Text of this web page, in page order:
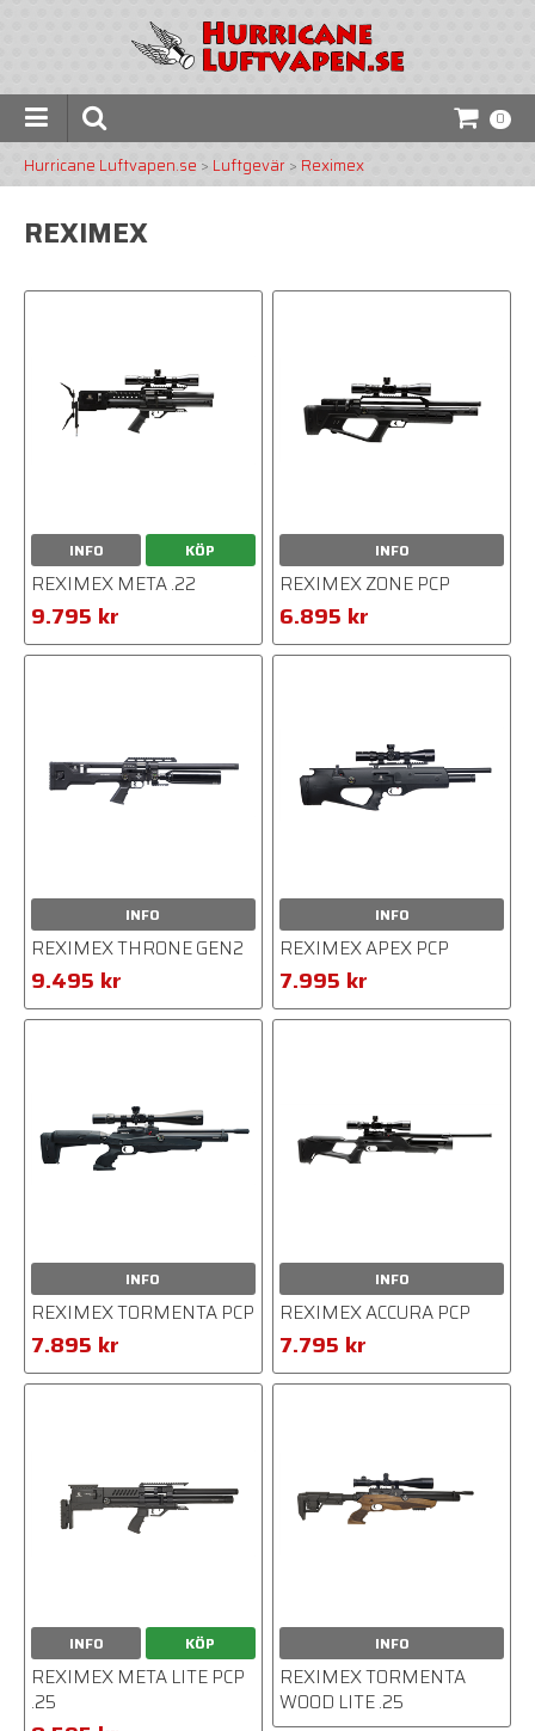
0
Hurricane Luftvapen.se > Luftgevär > Reximex
REXIMEX
INFO KÖP
REXIMEX META .22
9.795 kr
INFO
REXIMEX ZONE PCP
6.895 kr
INFO
REXIMEX THRONE GEN2
9.495 kr
INFO
REXIMEX APEX PCP
7.995 kr
INFO
REXIMEX TORMENTA PCP
7.895 kr
INFO
REXIMEX ACCURA PCP
7.795 kr
INFO KÖP
REXIMEX META LITE PCP
.25
INFO
REXIMEX TORMENTA
WOOD LITE .25